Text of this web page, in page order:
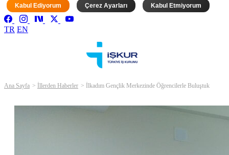
Kabul Ediyorum Çerez Ayarları Kabul Etmiyorum
TR EN
Ana Sayfa İllerden Haberler İlkadım Gençlik Merkezinde Öğrencilerle Buluştuk